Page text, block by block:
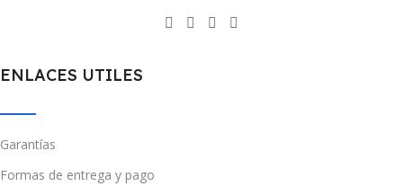
ENLACES UTILES
Garantías
Formas de entrega y pago